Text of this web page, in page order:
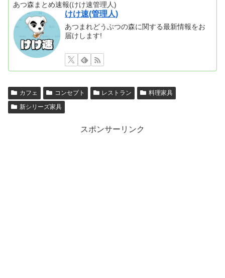
あつ森まとめ速報(けけ速管理人)
けけ速(管理人)
あつまれどうぶつの森に関する最新情報をお
届けします!
カフェ コンセプト レストラン
料理家具
新シリーズ家具
スポンサーリンク